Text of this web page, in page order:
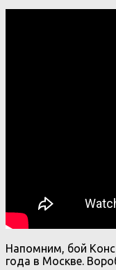
Напомним, бой
года в Москве.